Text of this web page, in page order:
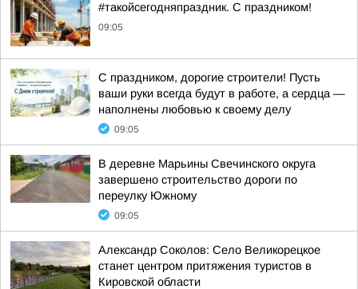
#такойсегодняпраздник. С праздником!
09:05
С праздником, дорогие строители! Пусть
ваши руки всегда будут в работе, а сердца —
наполнены любовью к своему делу
09:05
В деревне Марьины Свечинского округа
завершено строительство дороги по
переулку Южному
09:05
Александр Соколов: Село Великорецкое
станет центром притяжения туристов в
Кировской области